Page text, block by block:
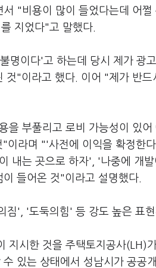
"비용이 많이 들었다는데 어
지었다"고 말했다.
이다'고 하는데 당시 제가 광
"이라고 했다. 이어 "제가 반
을 부풀리고 로비 가능성이 있어
라며 "'사전에 이익을 확정한
내는 곳으로 하자', '나중에 개
들어온 것"이라고 설명했다.
', '도둑의힘' 등 강도 높은 표
지시한 것을 주택토지공사(LH)
있는 상태에서 성남시가 공공